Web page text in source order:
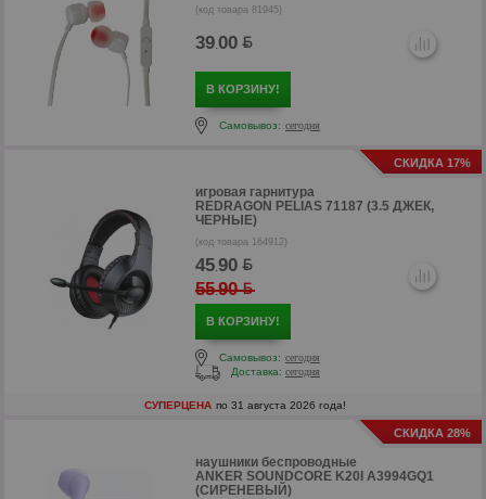
(код товара 81945)
39.00
р
В КОРЗИНУ!
Самовывоз: сегодня
СКИДКА 17%
игровая гарнитура
REDRAGON PELIAS 71187 (3.5 ДЖЕК,
ЧЕРНЫЕ)
(код товара 164912)
45.90
55.90
В КОРЗИНУ!
Самовывоз: сегодня
Доставка: сегодня
СУПЕРЦЕНА по 31 августа 2026 года!
СКИДКА 28%
наушники беспроводные
ANKER SOUNDCORE K20I A3994GQ1
(СИРЕНЕВЫЙ)